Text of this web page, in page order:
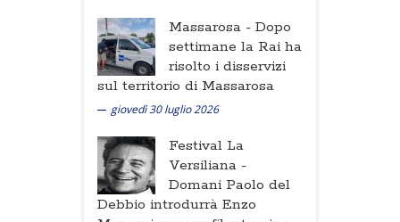
Massarosa - Dopo
settimane la Rai ha
risolto i disservizi
sul territorio di Massarosa
giovedì 30 luglio 2026
Festival La
Versiliana -
Domani Paolo del
Debbio introdurrà Enzo